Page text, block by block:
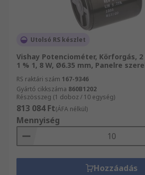
Utolsó RS készlet
Vishay Potenciométer, Körforgás,
1 % 1, 8 W, Ø6.35 mm, Panelre
RS raktári szám 167-9346
Gyártó cikkszáma 860B1202
Részösszeg (1 doboz / 10 egység)
813 084 Ft(ÁFA nélkül)
Mennyiség
Hozzáadás